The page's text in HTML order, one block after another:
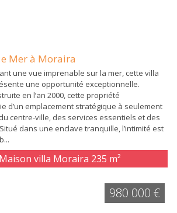
Mer à Moraira
une vue imprenable sur la mer, cette villa
une opportunité exceptionnelle.
en l’an 2000, cette propriété
d’un emplacement stratégique à seulement
centre-ville, des services essentiels et des
dans une enclave tranquille, l’intimité est
villa Moraira 235 m²
980 000 €